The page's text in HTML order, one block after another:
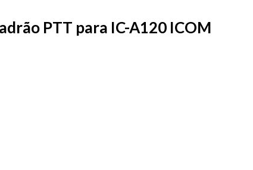
PTT para IC-A120 ICOM